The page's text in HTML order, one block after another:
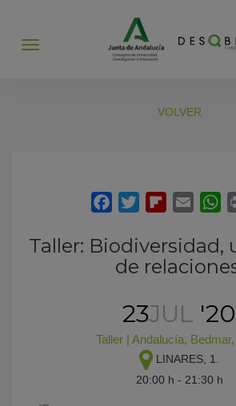
Abrir
VOLVER
Taller: Biodiversidad,
de
23JUL '20
Taller| Andalucía, Bedmar,
LINARES, 1.
20:00 h - 21:30 h